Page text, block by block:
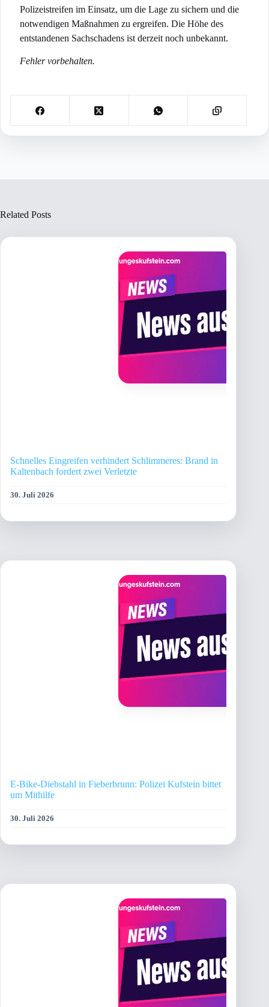
Polizeistreifen im Einsatz, um die Lage zu sichern und die
notwendigen Maßnahmen zu ergreifen. Die Höhe des
entstandenen Sachschadens ist derzeit noch unbekannt.
Fehler vorbehalten.
Related Posts
Schnelles Eingreifen verhindert Schlimmeres: Brand in
Kaltenbach fordert zwei Verletzte
30. Juli 2026
E-Bike-Diebstahl in Fieberbrunn: Polizei Kufstein bittet
um Mithilfe
30. Juli 2026